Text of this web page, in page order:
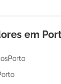
em